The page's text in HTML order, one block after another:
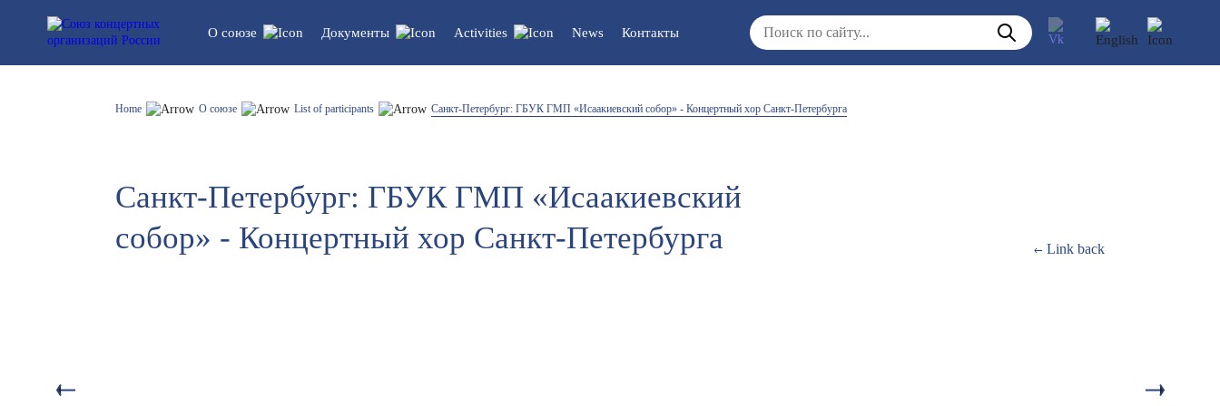
О союзе
Устав союза
List of participants
Документы
Legal documents/updates
Activities
Vacancies
News Контакты
Home О союзе List of participants Санкт-Петербург: ГБУК ГМП «Исаакиевский собор» - Концертный хор Санкт-Петербурга
Санкт-Петербург: ГБУК ГМП «Исаакиевский
собор» - Концертный хор Санкт-Петербурга
Link back